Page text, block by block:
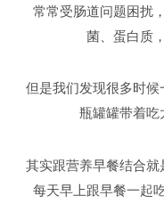
常常受肠道问题困扰
菌、蛋白质
但是我们发现很多时
瓶罐罐带着吃
其实跟营养早餐结合就
每天早上跟早餐一起